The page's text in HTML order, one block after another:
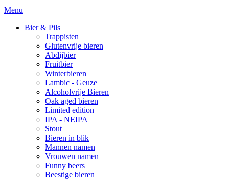
Menu
Bier & Pils
Trappisten
Glutenvrije bieren
Abdijbier
Fruitbier
Winterbieren
Lambic - Geuze
Alcoholvrije Bieren
Oak aged bieren
Limited edition
IPA - NEIPA
Stout
Bieren in blik
Mannen namen
Vrouwen namen
Funny beers
Beestige bieren